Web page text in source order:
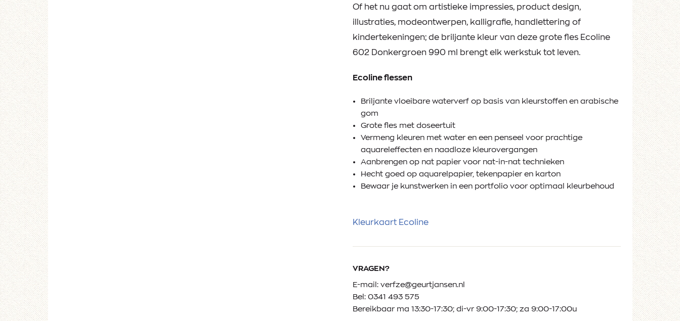
Of het nu gaat om artistieke impressies, product design,
illustraties, modeontwerpen, kalligrafie, handlettering of
kindertekeningen; de briljante kleur van deze grote fles Ecoline
602 Donkergroen 990 ml brengt elk werkstuk tot leven.
Ecoline flessen
Briljante vloeibare waterverf op basis van kleurstoffen en arabische
gom
Grote fles met doseertuit
Vermeng kleuren met water en een penseel voor prachtige
aquareleffecten en naadloze kleurovergangen
Aanbrengen op nat papier voor nat-in-nat technieken
Hecht goed op aquarelpapier, tekenpapier en karton
Bewaar je kunstwerken in een portfolio voor optimaal kleurbehoud
Kleurkaart Ecoline
VRAGEN?
E-mail: verfze@geurtjansen.nl
Bel: 0341 493 575
Bereikbaar ma 13:30-17:30; di-vr 9:00-17:30; za 9:00-17:00u